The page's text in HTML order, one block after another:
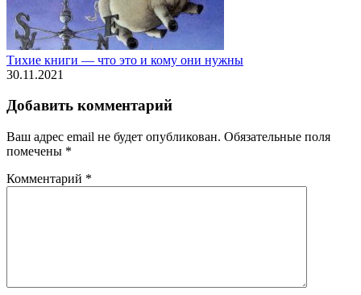
Тихие книги — что это и кому они нужны
30.11.2021
Добавить комментарий
Ваш адрес email не будет опубликован. Обязательные поля
помечены *
Комментарий *